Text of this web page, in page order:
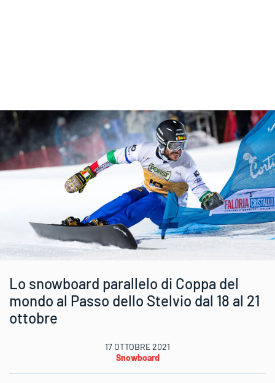
Lo snowboard parallelo di Coppa del
mondo al Passo dello Stelvio dal 18 al 21
ottobre
17 OTTOBRE 2021
Snowboard